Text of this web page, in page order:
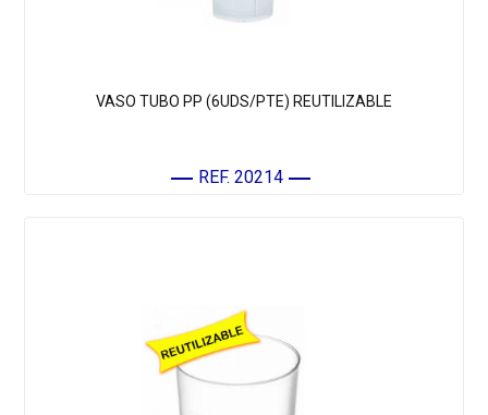
VASO TUBO PP (6UDS/PTE) REUTILIZABLE
REF. 20214